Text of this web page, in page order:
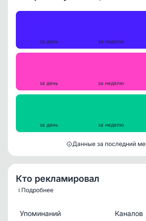
за день за неделю
за день за неделю
за день за неделю
Данные за последний
Кто рекламировал
ℹ️ Подробнее
Упоминаний Каналов